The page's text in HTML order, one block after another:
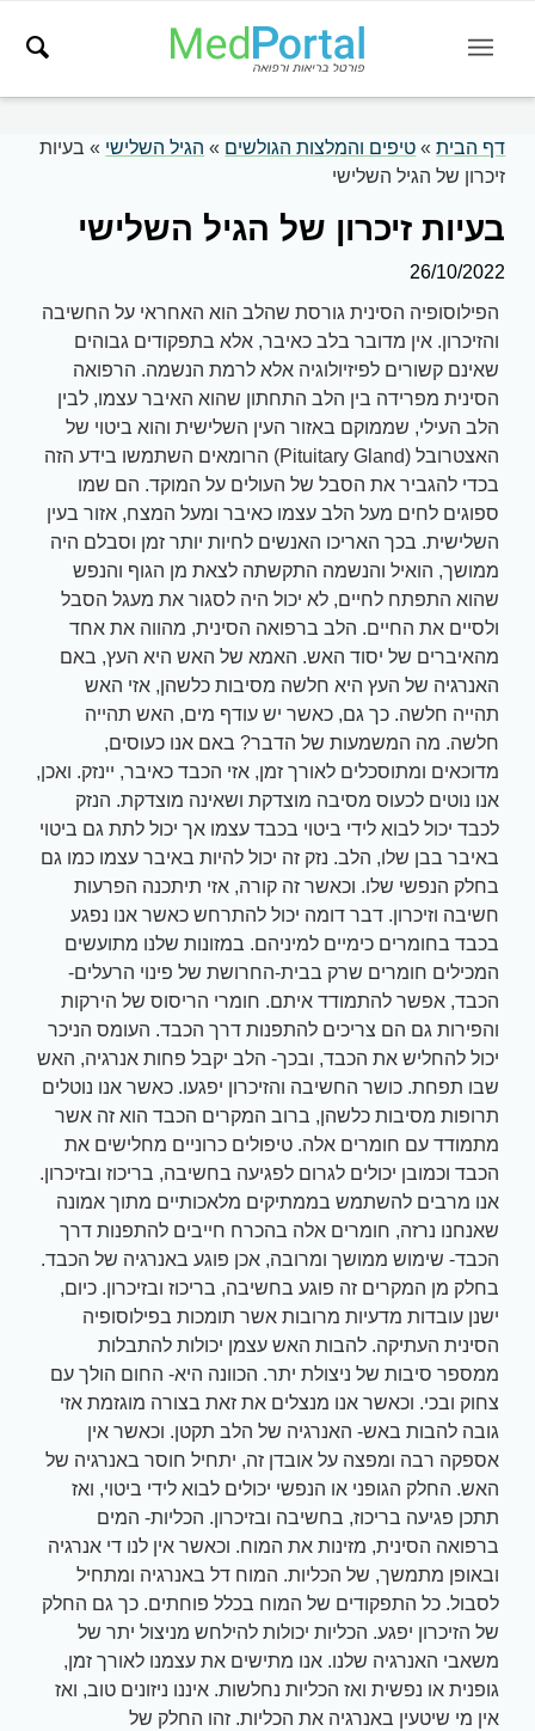
דף הבית» טיפים והמלצות הגולשים » הגיל השלישי » בעיות
זיכרון של הגיל השלישי
בעיות זיכרון של הגיל השלישי
26/10/2022
הפילוסופיה הסינית גורסת שהלב הוא האחראי על החשיבה
והזיכרון. אין מדובר בלב כאיבר, אלא בתפקודים גבוהים
שאינם קשורים לפיזיולוגיה אלא לרמת הנשמה. הרפואה
הסינית מפרידה בין הלב התחתון שהוא האיבר עצמו, לבין
הלב העילי, שממוקם באזור העין השלישית והוא ביטוי של
האצטרובל (Pituitary Gland) הרומאים השתמשו בידע הזה
בכדי להגביר את הסבל של העולים על המוקד. הם שמו
ספוגים לחים מעל הלב עצמו כאיבר ומעל המצח, אזור בעין
השלישית. בכך האריכו האנשים לחיות יותר זמן וסבלם היה
ממושך, הואיל והנשמה התקשתה לצאת מן הגוף והנפש
שהוא התפתח לחיים, לא יכול היה לסגור את מעגל הסבל
ולסיים את החיים. הלב ברפואה הסינית, מהווה את אחד
מהאיברים של יסוד האש. האמא של האש היא העץ, באם
האנרגיה של העץ היא חלשה מסיבות כלשהן, אזי האש
תהייה חלשה. כך גם, כאשר יש עודף מים, האש תהייה
חלשה. מה המשמעות של הדבר? באם אנו כעוסים,
מדוכאים ומתוסכלים לאורך זמן, אזי הכבד כאיבר, יינזק. ואכן,
אנו נוטים לכעוס מסיבה מוצדקת ושאינה מוצדקת. הנזק
לכבד יכול לבוא לידי ביטוי בכבד עצמו אך יכול לתת גם ביטוי
באיבר בבן שלו, הלב. נזק זה יכול להיות באיבר עצמו כמו גם
בחלק הנפשי שלו. וכאשר זה קורה, אזי תיתכנה הפרעות
חשיבה וזיכרון. דבר דומה יכול להתרחש כאשר אנו נפגע
בכבד בחומרים כימיים למיניהם. במזונות שלנו מתועשים
המכילים חומרים שרק בבית-החרושת של פינוי הרעלים-
הכבד, אפשר להתמודד איתם. חומרי הריסוס של הירקות
והפירות גם הם צריכים להתפנות דרך הכבד. העומס הניכר
יכול להחליש את הכבד, ובכך- הלב יקבל פחות אנרגיה, האש
שבו תפחת. כושר החשיבה והזיכרון יפגעו. כאשר אנו נוטלים
תרופות מסיבות כלשהן, ברוב המקרים הכבד הוא זה אשר
מתמודד עם חומרים אלה. טיפולים כרוניים מחלישים את
הכבד וכמובן יכולים לגרום לפגיעה בחשיבה, בריכוז ובזיכרון.
אנו מרבים להשתמש בממתיקים מלאכותיים מתוך אמונה
שאנחנו נרזה, חומרים אלה בהכרח חייבים להתפנות דרך
הכבד- שימוש ממושך ומרובה, אכן פוגע באנרגיה של הכבד.
בחלק מן המקרים זה פוגע בחשיבה, בריכוז ובזיכרון. כיום,
ישנן עובדות מדעיות מרובות אשר תומכות בפילוסופיה
הסינית העתיקה. להבות האש עצמן יכולות להתבלות
ממספר סיבות של ניצולת יתר. הכוונה היא- החום הולך עם
צחוק ובכי. וכאשר אנו מנצלים את זאת בצורה מוגזמת אזי
גובה להבות באש- האנרגיה של הלב תקטן. וכאשר אין
אספקה רבה ומפצה על אובדן זה, יתחיל חוסר באנרגיה של
האש. החלק הגופני או הנפשי יכולים לבוא לידי ביטוי, ואז
תתכן פגיעה בריכוז, בחשיבה ובזיכרון. הכליות- המים
ברפואה הסינית, מזינות את המוח. וכאשר אין לנו די אנרגיה
ובאופן מתמשך, של הכליות. המוח דל באנרגיה ומתחיל
לסבול. כל התפקודים של המוח בכלל פוחתים. כך גם החלק
של הזיכרון יפגע. הכליות יכולות להילחש מניצול יתר של
משאבי האנרגיה שלנו. אנו מתישים את עצמנו לאורך זמן,
גופנית או נפשית ואז הכליות נחלשות. איננו ניזונים טוב, ואז
אין מי שיטעין באנרגיה את הכליות. זהו החלק של